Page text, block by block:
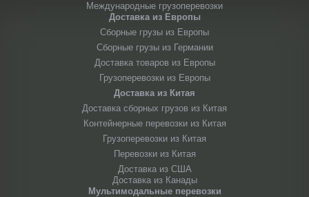
Международные грузоперевозки
Доставка из Европы
Сборные грузы из Европы
Сборные грузы из Германии
Доставка товаров из Европы
Грузоперевозки из Европы
Доставка из Китая
Доставка сборных грузов из Китая
Контейнерные перевозки из Китая
Грузоперевозки из Китая
Перевозки из Китая
Доставка из США
Доставка из Канады
Мультимодальные перевозки